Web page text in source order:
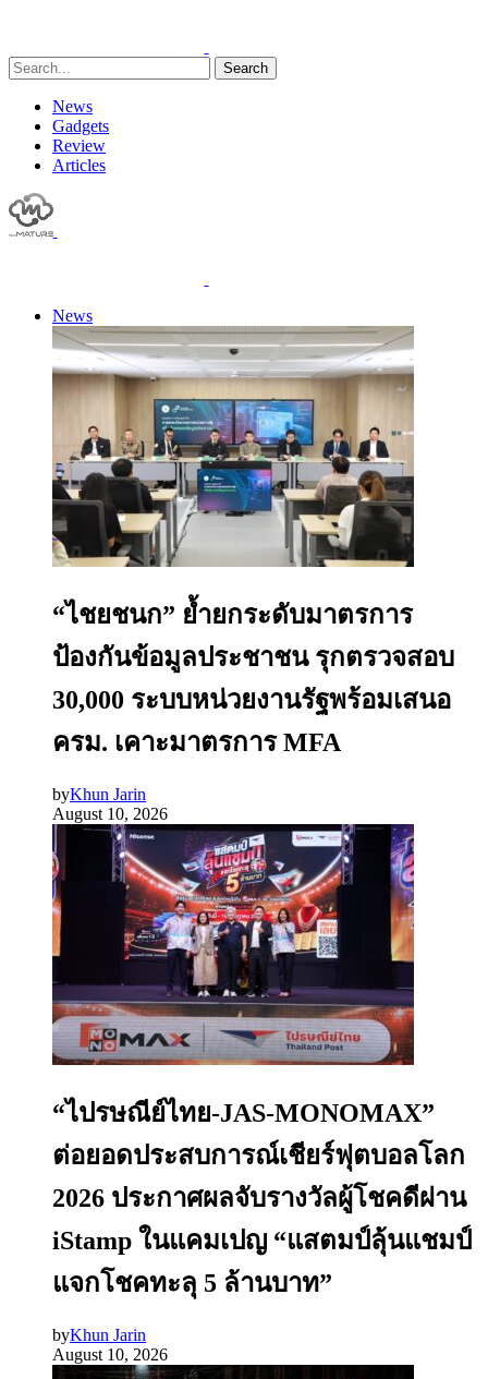
Search
News
Gadgets
Review
Articles
News
“ไชยชนก” ย้ำยกระดับมาตรการ
ป้องกันข้อมูลประชาชน รุกตรวจสอบ
30,000 ระบบหน่วยงานรัฐพร้อมเสนอ
ครม. เคาะมาตรการ MFA
byKhun Jarin
August 10, 2026
“ไปรษณีย์ไทย-JAS-MONOMAX”
ต่อยอดประสบการณ์เชียร์ฟุตบอลโลก
2026 ประกาศผลจับรางวัลผู้โชคดีผ่าน
iStamp ในแคมเปญ “แสตมป์ลุ้นแชมป์
แจกโชคทะลุ 5 ล้านบาท”
byKhun Jarin
August 10, 2026